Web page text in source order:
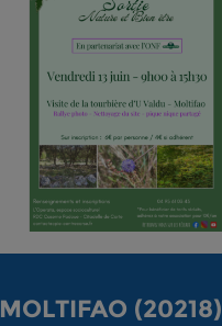
MOLTIFAO (20218)